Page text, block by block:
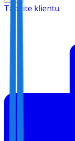
Tapkite klientu